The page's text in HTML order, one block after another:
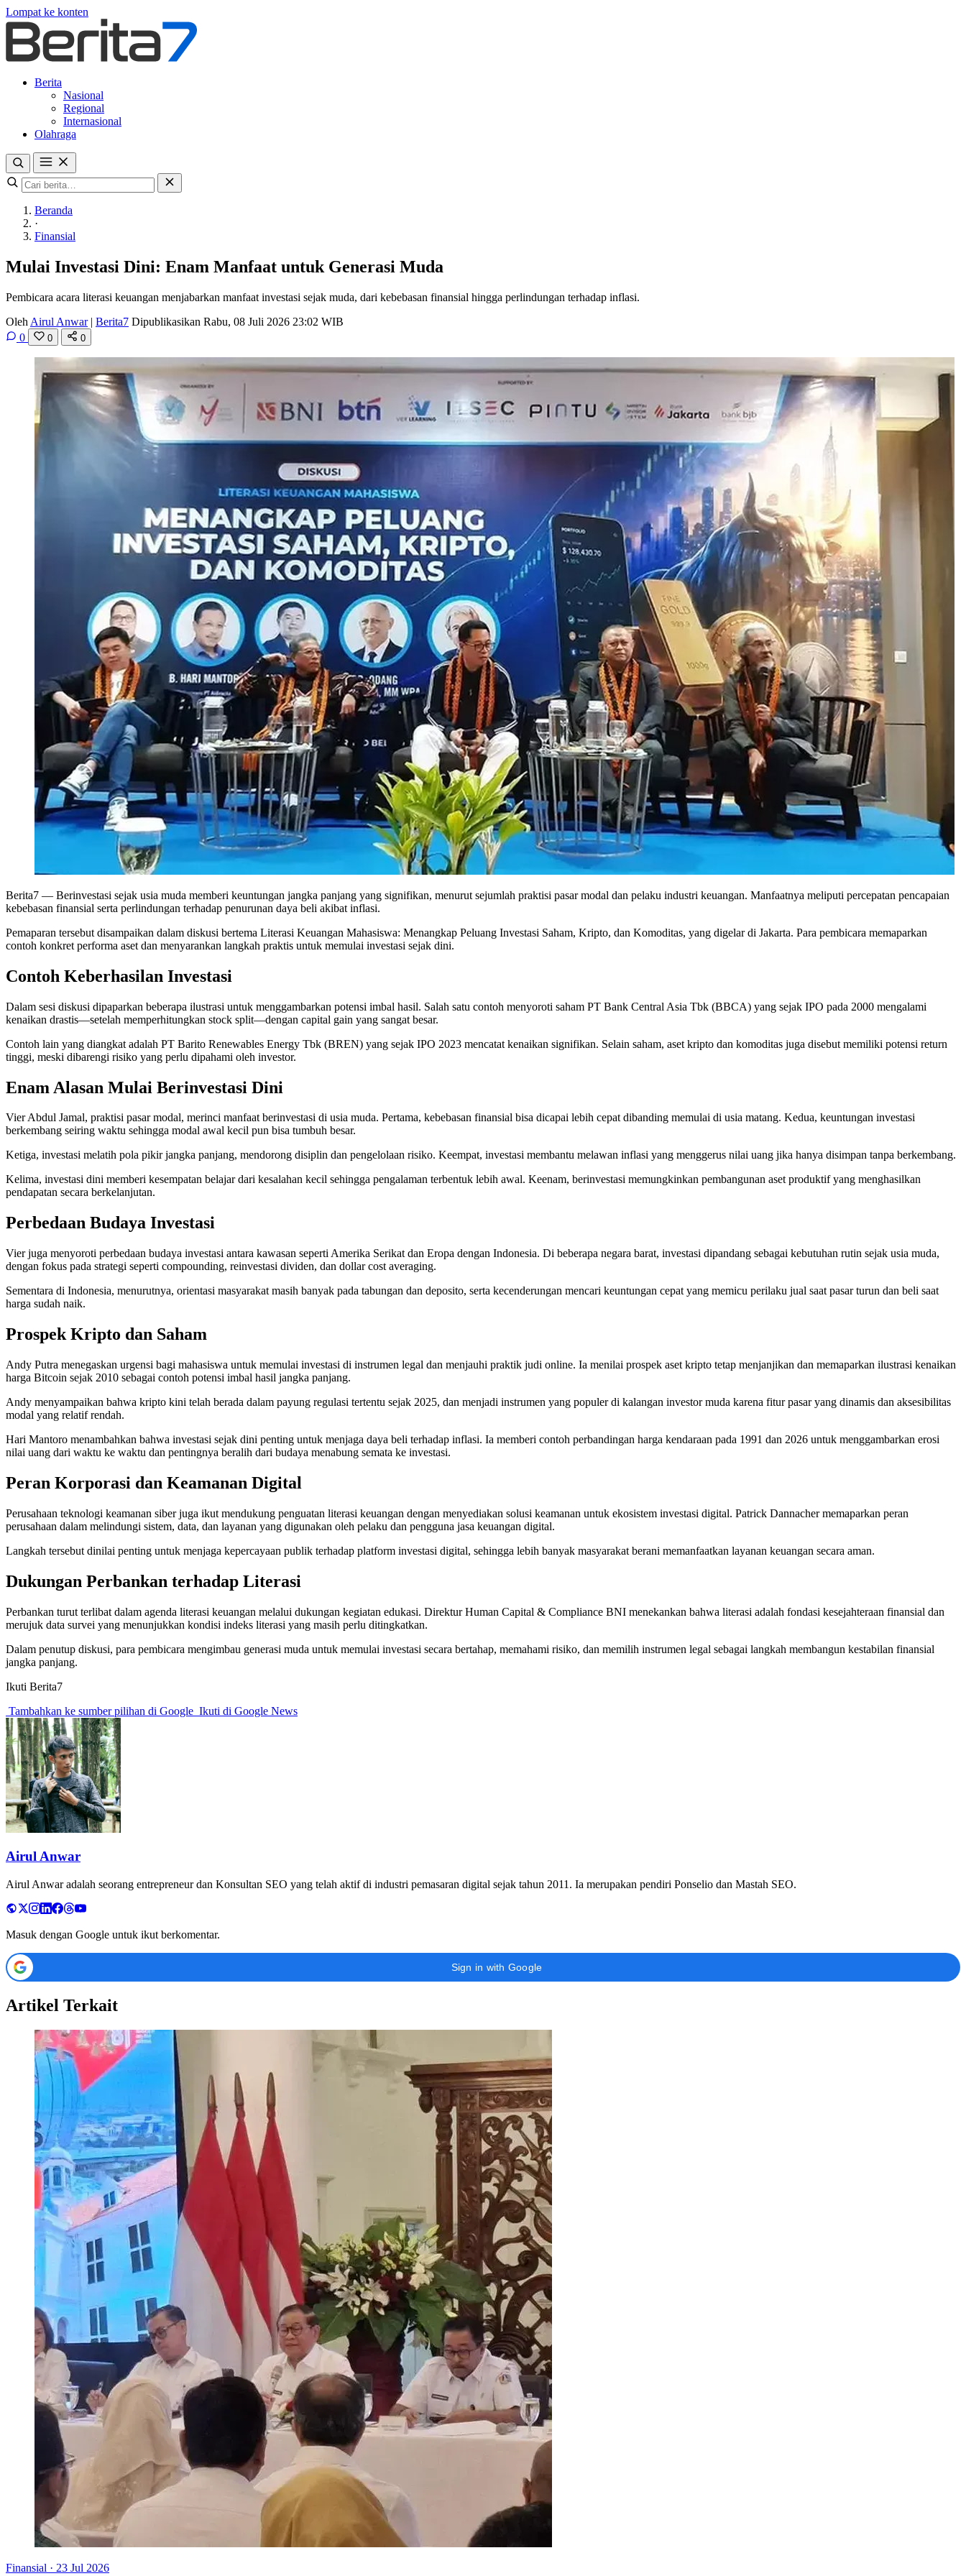
Lompat ke konten
Berita
Nasional
Regional
Internasional
Olahraga
Beranda
·
Finansial
Mulai Investasi Dini: Enam Manfaat untuk Generasi Muda
Pembicara acara literasi keuangan menjabarkan manfaat investasi sejak muda, dari kebebasan finansial hingga perlindungan terhadap inflasi.
Oleh Airul Anwar | Berita7 Dipublikasikan Rabu, 08 Juli 2026 23:02 WIB
0
0 0
Berita7 — Berinvestasi sejak usia muda memberi keuntungan jangka panjang yang signifikan, menurut sejumlah praktisi pasar modal dan pelaku industri keuangan. Manfaatnya meliputi percepatan pencapaian
kebebasan finansial serta perlindungan terhadap penurunan daya beli akibat inflasi.
Pemaparan tersebut disampaikan dalam diskusi bertema Literasi Keuangan Mahasiswa: Menangkap Peluang Investasi Saham, Kripto, dan Komoditas, yang digelar di Jakarta. Para pembicara memaparkan
contoh konkret performa aset dan menyarankan langkah praktis untuk memulai investasi sejak dini.
Contoh Keberhasilan Investasi
Dalam sesi diskusi dipaparkan beberapa ilustrasi untuk menggambarkan potensi imbal hasil. Salah satu contoh menyoroti saham PT Bank Central Asia Tbk (BBCA) yang sejak IPO pada 2000 mengalami
kenaikan drastis—setelah memperhitungkan stock split—dengan capital gain yang sangat besar.
Contoh lain yang diangkat adalah PT Barito Renewables Energy Tbk (BREN) yang sejak IPO 2023 mencatat kenaikan signifikan. Selain saham, aset kripto dan komoditas juga disebut memiliki potensi return
tinggi, meski dibarengi risiko yang perlu dipahami oleh investor.
Enam Alasan Mulai Berinvestasi Dini
Vier Abdul Jamal, praktisi pasar modal, merinci manfaat berinvestasi di usia muda. Pertama, kebebasan finansial bisa dicapai lebih cepat dibanding memulai di usia matang. Kedua, keuntungan investasi
berkembang seiring waktu sehingga modal awal kecil pun bisa tumbuh besar.
Ketiga, investasi melatih pola pikir jangka panjang, mendorong disiplin dan pengelolaan risiko. Keempat, investasi membantu melawan inflasi yang menggerus nilai uang jika hanya disimpan tanpa berkembang.
Kelima, investasi dini memberi kesempatan belajar dari kesalahan kecil sehingga pengalaman terbentuk lebih awal. Keenam, berinvestasi memungkinkan pembangunan aset produktif yang menghasilkan
pendapatan secara berkelanjutan.
Perbedaan Budaya Investasi
Vier juga menyoroti perbedaan budaya investasi antara kawasan seperti Amerika Serikat dan Eropa dengan Indonesia. Di beberapa negara barat, investasi dipandang sebagai kebutuhan rutin sejak usia muda,
dengan fokus pada strategi seperti compounding, reinvestasi dividen, dan dollar cost averaging.
Sementara di Indonesia, menurutnya, orientasi masyarakat masih banyak pada tabungan dan deposito, serta kecenderungan mencari keuntungan cepat yang memicu perilaku jual saat pasar turun dan beli saat
harga sudah naik.
Prospek Kripto dan Saham
Andy Putra menegaskan urgensi bagi mahasiswa untuk memulai investasi di instrumen legal dan menjauhi praktik judi online. Ia menilai prospek aset kripto tetap menjanjikan dan memaparkan ilustrasi kenaikan
harga Bitcoin sejak 2010 sebagai contoh potensi imbal hasil jangka panjang.
Andy menyampaikan bahwa kripto kini telah berada dalam payung regulasi tertentu sejak 2025, dan menjadi instrumen yang populer di kalangan investor muda karena fitur pasar yang dinamis dan aksesibilitas
modal yang relatif rendah.
Hari Mantoro menambahkan bahwa investasi sejak dini penting untuk menjaga daya beli terhadap inflasi. Ia memberi contoh perbandingan harga kendaraan pada 1991 dan 2026 untuk menggambarkan erosi
nilai uang dari waktu ke waktu dan pentingnya beralih dari budaya menabung semata ke investasi.
Peran Korporasi dan Keamanan Digital
Perusahaan teknologi keamanan siber juga ikut mendukung penguatan literasi keuangan dengan menyediakan solusi keamanan untuk ekosistem investasi digital. Patrick Dannacher memaparkan peran
perusahaan dalam melindungi sistem, data, dan layanan yang digunakan oleh pelaku dan pengguna jasa keuangan digital.
Langkah tersebut dinilai penting untuk menjaga kepercayaan publik terhadap platform investasi digital, sehingga lebih banyak masyarakat berani memanfaatkan layanan keuangan secara aman.
Dukungan Perbankan terhadap Literasi
Perbankan turut terlibat dalam agenda literasi keuangan melalui dukungan kegiatan edukasi. Direktur Human Capital & Compliance BNI menekankan bahwa literasi adalah fondasi kesejahteraan finansial dan
merujuk data survei yang menunjukkan kondisi indeks literasi yang masih perlu ditingkatkan.
Dalam penutup diskusi, para pembicara mengimbau generasi muda untuk memulai investasi secara bertahap, memahami risiko, dan memilih instrumen legal sebagai langkah membangun kestabilan finansial
jangka panjang.
Ikuti Berita7
Tambahkan ke sumber pilihan di Google Ikuti di Google News
Airul Anwar
Airul Anwar adalah seorang entrepreneur dan Konsultan SEO yang telah aktif di industri pemasaran digital sejak tahun 2011. Ia merupakan pendiri Ponselio dan Mastah SEO.
Masuk dengan Google untuk ikut berkomentar.
Sign in with Google
Artikel Terkait
Finansial · 23 Jul 2026